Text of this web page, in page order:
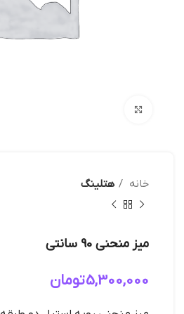
خانه هتلینگ
میز منحنی 90 سانتی
5,300,000تومان